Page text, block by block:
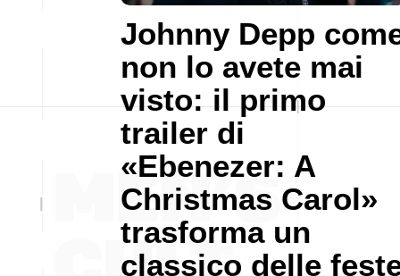
Johnny Depp
non lo avete mai
visto: il primo
trailer di
«Ebenezer: A
Christmas Carol»
trasforma un
classico delle